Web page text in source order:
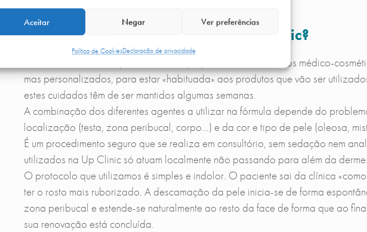
Aceitar Negar Ver preferências
Política de CookiesDeclaração de privacidade
resultado vá para além da simples renovação da pele.
Como fazemos peeling médio na Up Clinic?
Nos dias anteriores a pele tem de ser preparada com cuidados médico-
mas personalizados, para estar «habituada» aos produtos que vão ser
estes cuidados têm de ser mantidos algumas semanas.
A combinação dos diferentes agentes a utilizar na fórmula depende do
localização (testa, zona peribucal, corpo…) e da cor e tipo de pele (oleosa,
É um procedimento seguro que se realiza em consultório, sem sedação nem
utilizados na Up Clinic só atuam localmente não passando para além da derme.
O protocolo que utilizamos é simples e indolor. O paciente sai da clínica
ter o rosto mais ruborizado. A descamação da pele inicia-se de forma
zona peribucal e estende-se naturalmente ao resto da face de forma que ao
sua renovação está concluída.